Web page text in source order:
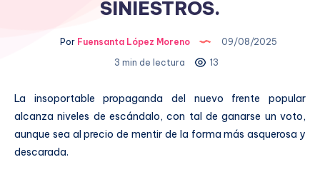
SINIESTROS.
PorFuensanta López Moreno
09/08/2025
3 min de lectura
13
La insoportable propaganda del nuevo frente popular
alcanza niveles de escándalo, con tal de ganarse un voto,
aunque sea al precio de mentir de la forma más asquerosa y
descarada.